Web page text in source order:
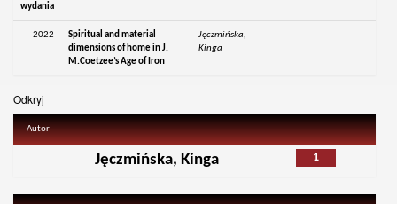
wydania
2022
Spiritual and material
dimensions of home in J.
M.Coetzee’s Age of Iron
Jęczmińska,
Kinga
- -
Odkryj
Autor
1
Jęczmińska, Kinga